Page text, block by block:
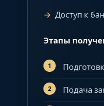
Доступ к
Этапы
Подача